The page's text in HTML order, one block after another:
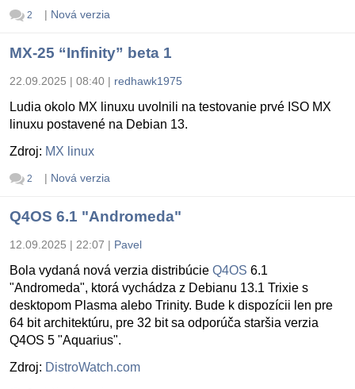
2 | Nová verzia
MX-25 “Infinity” beta 1
22.09.2025 | 08:40 | redhawk1975
Ludia okolo MX linuxu uvolnili na testovanie prvé ISO MX
linuxu postavené na Debian 13.
Zdroj: MX linux
2 | Nová verzia
Q4OS 6.1 "Andromeda"
12.09.2025 | 22:07 | Pavel
Bola vydaná nová verzia distribúcie Q4OS 6.1
"Andromeda", ktorá vychádza z Debianu 13.1 Trixie s
desktopom Plasma alebo Trinity. Bude k dispozícii len pre
64 bit architektúru, pre 32 bit sa odporúča staršia verzia
Q4OS 5 "Aquarius".
Zdroj: DistroWatch.com